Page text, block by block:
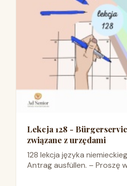
Lekcja 128 -
związane z urzędami
128 lekcja języka
Antrag ausfüllen. – Proszę